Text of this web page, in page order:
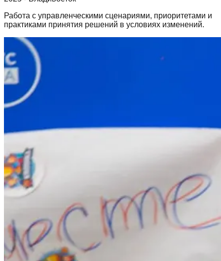
Работа с управленческими сценариями, приоритетами и
практиками принятия решений в условиях изменений.